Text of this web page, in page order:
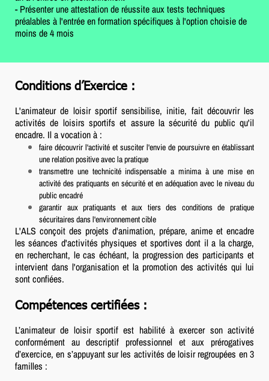
- Présenter une attestation de réussite aux tests techniques
préalables à l'entrée en formation spécifiques à l'option choisie de
moins de 4 mois
Conditions d’Exercice :
L'animateur de loisir sportif sensibilise, initie, fait découvrir les
activités de loisirs sportifs et assure la sécurité du public qu'il
encadre. Il a vocation à :
faire découvrir l'activité et susciter l'envie de poursuivre en établissant
une relation positive avec la pratique
transmettre une technicité indispensable a minima à une mise en
activité des pratiquants en sécurité et en adéquation avec le niveau du
public encadré
garantir aux pratiquants et aux tiers des conditions de pratique
sécuritaires dans l'environnement cible
L'ALS conçoit des projets d'animation, prépare, anime et encadre
les séances d'activités physiques et sportives dont il a la charge,
en recherchant, le cas échéant, la progression des participants et
intervient dans l'organisation et la promotion des activités qui lui
sont confiées.
Compétences certifiées :
L’animateur de loisir sportif est habilité à exercer son activité
conformément au descriptif professionnel et aux prérogatives
d’exercice, en s’appuyant sur les activités de loisir regroupées en 3
familles :